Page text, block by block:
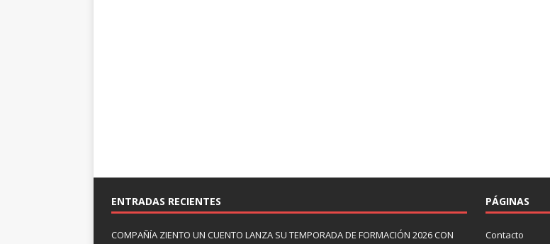
ENTRADAS RECIENTES
COMPAÑÍA ZIENTO UN CUENTO LANZA SU TEMPORADA DE FORMACIÓN 2026 CON
PÁGINAS
Contacto